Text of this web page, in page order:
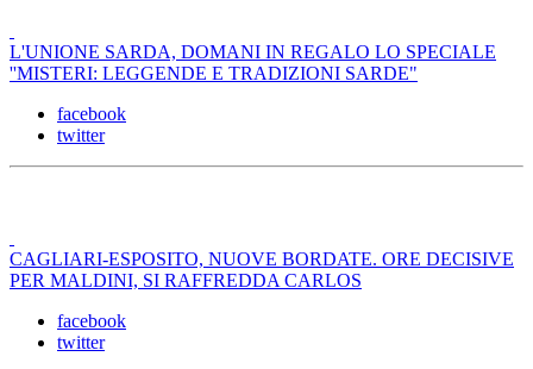
L'UNIONE SARDA, DOMANI IN REGALO LO SPECIALE
''MISTERI: LEGGENDE E TRADIZIONI SARDE"
facebook
twitter
CAGLIARI-ESPOSITO, NUOVE BORDATE. ORE DECISIVE
PER MALDINI, SI RAFFREDDA CARLOS
facebook
twitter